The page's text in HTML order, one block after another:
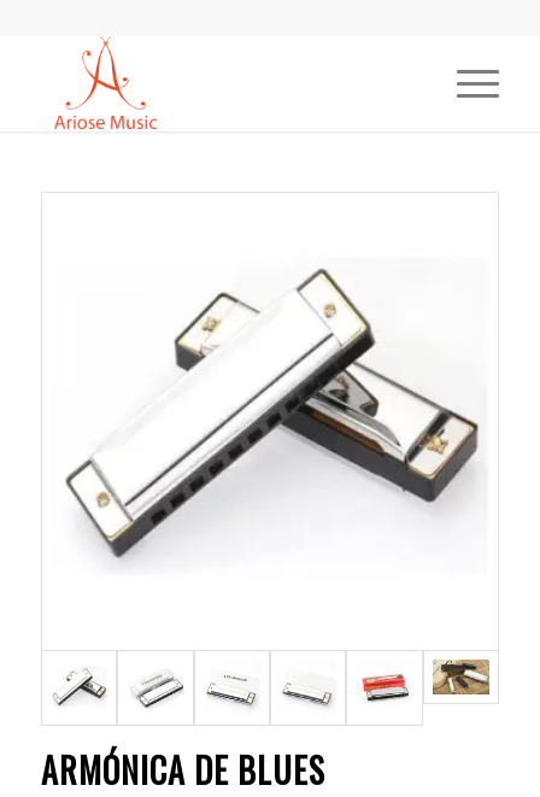
ARMÓNICA DE BLUES